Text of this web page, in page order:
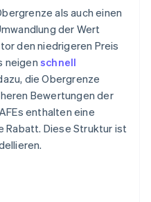
als auch einen
der Wert
den niedrigeren Preis
neigen schnell
die Obergrenze
Bewertungen der
enthalten eine
Rabatt. Diese Struktur ist